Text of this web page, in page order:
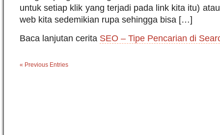
untuk setiap klik yang terjadi pada link kita itu)
web kita sedemikian rupa sehingga bisa […]
Baca lanjutan cerita SEO – Tipe Pencarian di
« Previous Entries